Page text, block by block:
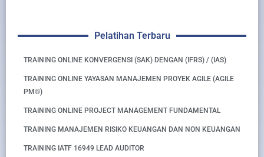
Pelatihan Terbaru
TRAINING ONLINE KONVERGENSI (SAK) DENGAN (IFRS) / (IAS)
TRAINING ONLINE YAYASAN MANAJEMEN PROYEK AGILE (AGILE
PM®)
TRAINING ONLINE PROJECT MANAGEMENT FUNDAMENTAL
TRAINING MANAJEMEN RISIKO KEUANGAN DAN NON KEUANGAN
TRAINING IATF 16949 LEAD AUDITOR